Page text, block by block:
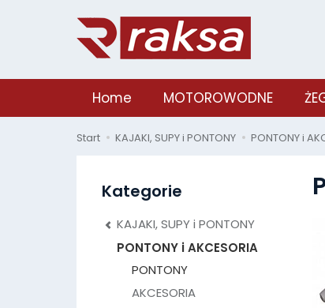
Home MOTOROWODNE
Start KAJAKI, SUPY i PONTONY PONTONY i
Kategorie
KAJAKI, SUPY i PONTONY
PONTONY i AKCESORIA
PONTONY
AKCESORIA